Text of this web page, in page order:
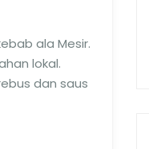
ala Mesir.
lokal.
dan saus